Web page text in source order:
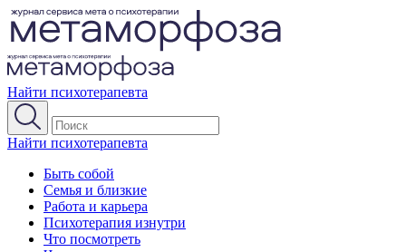
Найти психотерапевта
Найти психотерапевта
Быть собой
Семья и близкие
Работа и карьера
Психотерапия изнутри
Что посмотреть